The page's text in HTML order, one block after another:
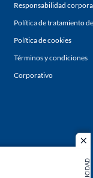
Responsabilidad
Política de tratamiento
Política de cookies
Términos y condiciones
Corporativo